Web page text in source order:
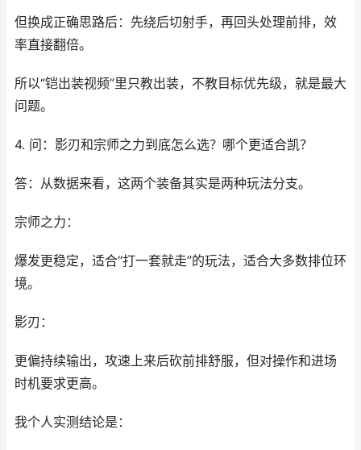
但换成正确思路后：先绕后切射手，再回头处理前排，效
率直接翻倍。
所以“铠出装视频”里只教出装，不教目标优先级，就是最大
问题。
4. 问：影刃和宗师之力到底怎么选？哪个更适合凯？
答：从数据来看，这两个装备其实是两种玩法分支。
宗师之力：
爆发更稳定，适合“打一套就走”的玩法，适合大多数排位环
境。
影刃：
更偏持续输出，攻速上来后砍前排舒服，但对操作和进场
时机要求更高。
我个人实测结论是：